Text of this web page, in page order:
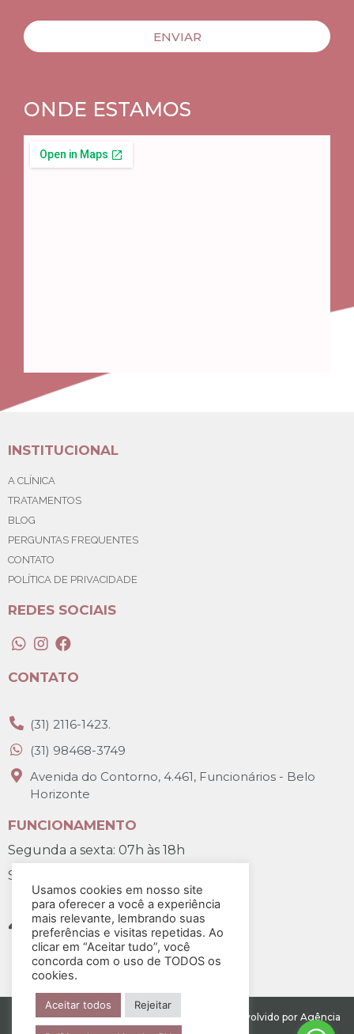
ENVIAR
ONDE ESTAMOS
INSTITUCIONAL
A CLÍNICA
TRATAMENTOS
BLOG
PERGUNTAS FREQUENTES
CONTATO
POLÍTICA DE PRIVACIDADE
REDES SOCIAIS
CONTATO
(31) 2116-1423.
(31) 98468-3749
Avenida do Contorno, 4.461, Funcionários - Belo
Horizonte
FUNCIONAMENTO
Segunda a sexta: 07h às 18h
Sábado: 07h30 às 12h
Todos os direitos reservados para Art BH. Desenvolvido por Agência
Salt
Usamos cookies em nosso site
para oferecer a você a experiência
mais relevante, lembrando suas
preferências e visitas repetidas. Ao
clicar em “Aceitar tudo”, você
concorda com o uso de TODOS os
cookies.
Aceitar todos Rejeitar